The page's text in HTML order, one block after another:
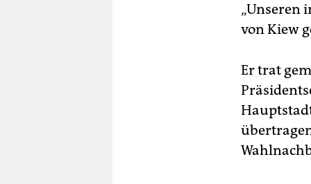
„Unseren
von Kiew
Er trat